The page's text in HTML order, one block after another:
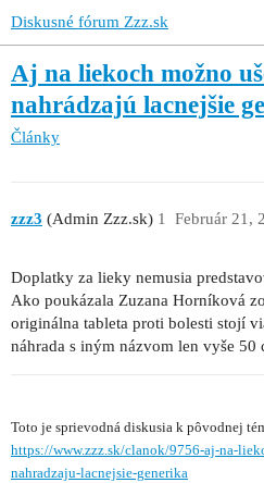
Diskusné fórum Zzz.sk
Aj na liekoch možno
nahrádzajú lacnejšie
Články
zzz3 (Admin Zzz.sk) Február 21,
1
Doplatky za lieky nemusia
Ako poukázala Zuzana Horníková
originálna tableta proti bolesti stojí
náhrada s iným názvom len vyše 50
Toto je sprievodná diskusia k pôvodnej
https://www.zzz.sk/clanok/9756-aj-na-
nahradzaju-lacnejsie-generika